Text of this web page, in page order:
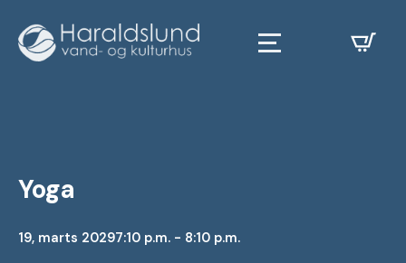
Yoga
19, marts 20297:10 p.m. - 8:10 p.m.